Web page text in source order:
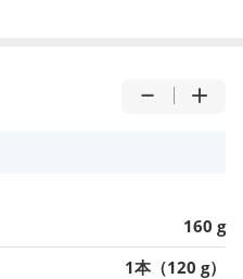
160 g
1本（120 g）